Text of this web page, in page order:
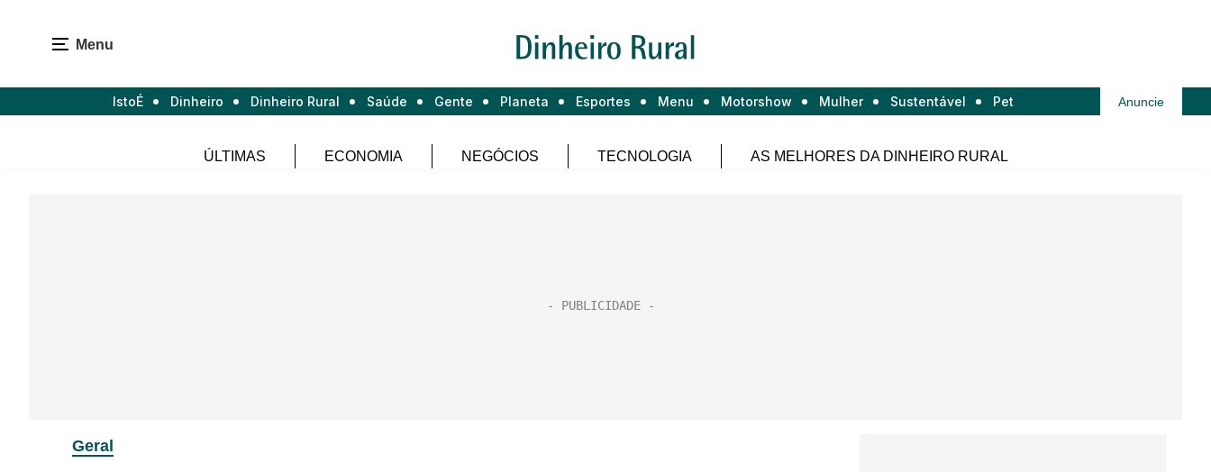
Menu
IstoÉ Dinheiro Dinheiro Rural Saúde Gente Planeta Esportes Menu Motorshow Mulher Sustentável Pet Anuncie
ÚLTIMAS ECONOMIA NEGÓCIOS TECNOLOGIA AS MELHORES DA DINHEIRO RURAL
Geral